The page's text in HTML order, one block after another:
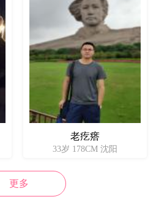
老疙瘩
33岁 178CM 沈阳
更多